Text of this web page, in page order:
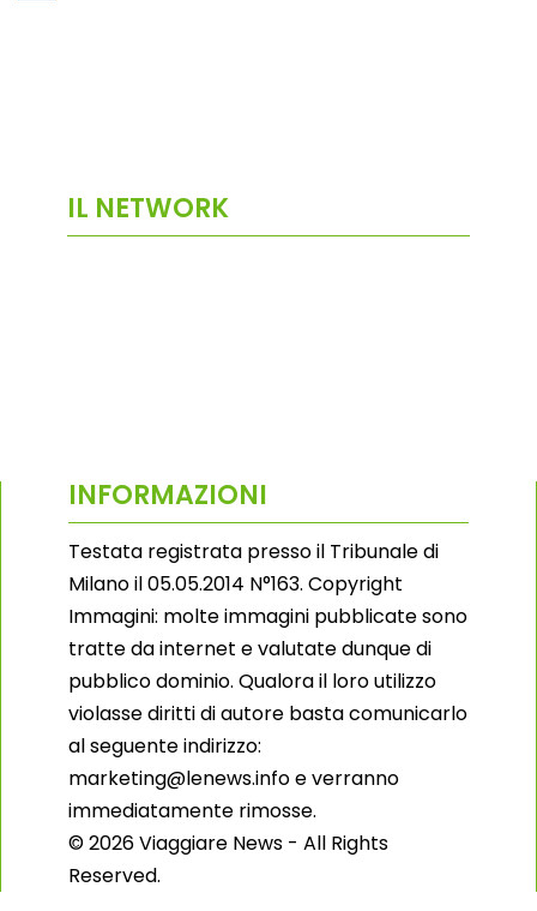
IL NETWORK
INFORMAZIONI
Testata registrata presso il Tribunale di
Milano il 05.05.2014 N°163. Copyright
Immagini: molte immagini pubblicate sono
tratte da internet e valutate dunque di
pubblico dominio. Qualora il loro utilizzo
violasse diritti di autore basta comunicarlo
al seguente indirizzo:
marketing@lenews.info e verranno
immediatamente rimosse.
© 2026 Viaggiare News - All Rights
Reserved.